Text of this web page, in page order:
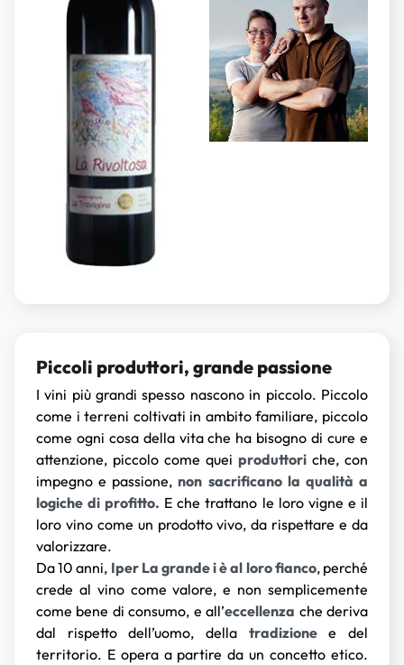
Piccoli produttori, grande passione
I vini più grandi spesso nascono in piccolo. Piccolo
come i terreni coltivati in ambito familiare, piccolo
come ogni cosa della vita che ha bisogno di cure e
attenzione, piccolo come quei produttoriche, con
impegno e passione, non sacrificano la qualità a
logiche di profitto. E che trattano le loro vigne e il
loro vino come un prodotto vivo, da rispettare e da
valorizzare.
Da 10 anni, Iper La grande i è al loro fianco, perché
crede al vino come valore, e non semplicemente
come bene di consumo, e all’eccellenza che deriva
dal rispetto dell’uomo, della tradizionee del
territorio. E opera a partire da un concetto etico.